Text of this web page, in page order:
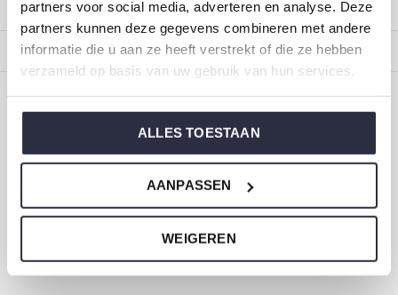
partners voor social media, adverteren en analyse. Deze
partners kunnen deze gegevens combineren met andere
informatie die u aan ze heeft verstrekt of die ze hebben
verzameld op basis van uw gebruik van hun services.
ALLES TOESTAAN
AANPASSEN
WEIGEREN
Categories
About us
CALL US EMAIL US
ONZE MERKEN
Dirkje baby and children's clothing